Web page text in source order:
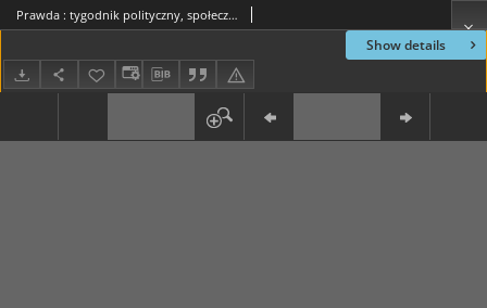
Show details
Prawda : tygodnik polityczny, społeczny i literacki, 1897, R. 17, nr 23